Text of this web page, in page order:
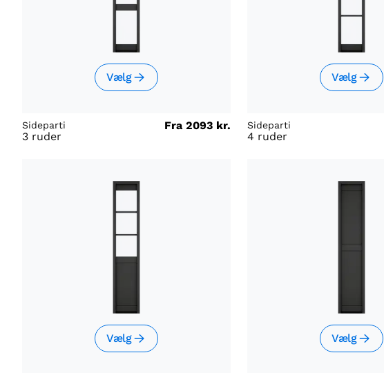
Vælg
Sideparti Fra 2093 kr.
3 ruder
Vælg
Sideparti
4 ruder
Vælg Vælg